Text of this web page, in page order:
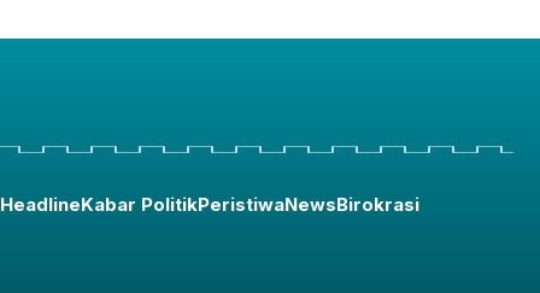
HeadlineKabar PolitikPeristiwaNewsBirokrasi